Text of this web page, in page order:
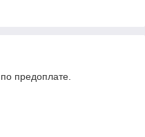
предоплате.